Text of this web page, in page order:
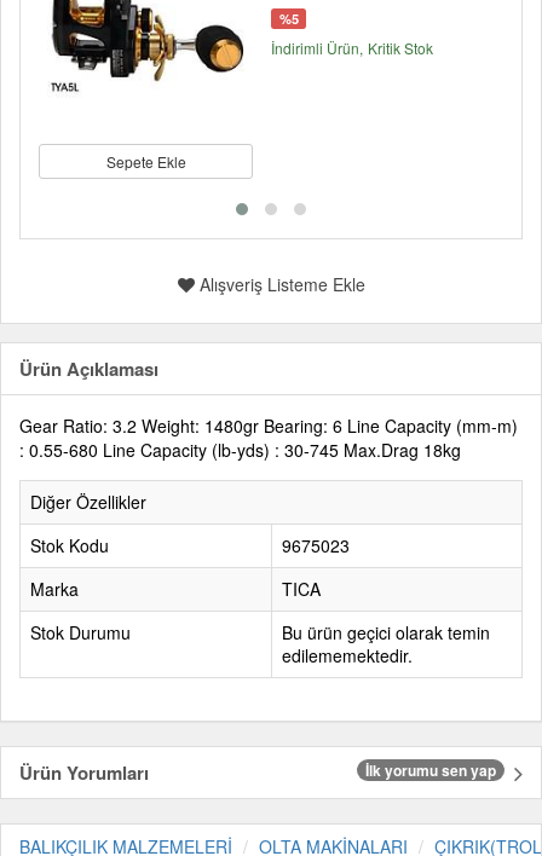
Sepete Ekle
%5
İndirimli Ürün Kritik Stok
Alışveriş Listeme Ekle
Ürün Açıklaması
Gear Ratio: 3.2 Weight: 1480gr Bearing: 6 Line Capacity (mm-m)
: 0.55-680 Line Capacity (lb-yds) : 30-745 Max.Drag 18kg
Diğer Özellikler
Stok Kodu
9675023
Marka
TICA
Stok Durumu
Bu ürün geçici olarak temin
edilememektedir.
Ürün Yorumları İlk yorumu sen yap
BALIKÇILIK MALZEMELERİ OLTA MAKİNALARI